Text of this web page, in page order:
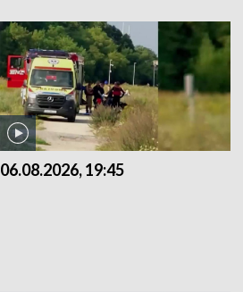
06.08.2026, 19:45